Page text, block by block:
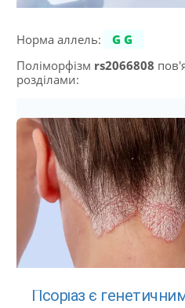
Норма аллель:
GG
Поліморфізм rs2066808
розділами:
Псоріаз є